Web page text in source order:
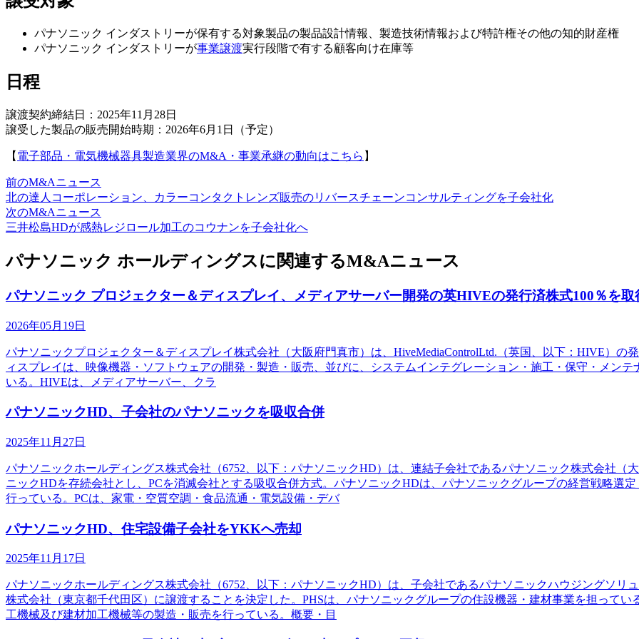
パナソニック インダストリーが保有する対象製品の製品設計情報、製造技術情報および特許権その他の知的財産権
パナソニック インダストリーが事業譲渡実行段階で有する顧客向け在庫等
日程
譲渡契約締結日：2025年11月28日
譲受した製品の販売開始時期：2026年6月1日（予定）
【 電子部品・電気機械器具製造業界のM&A・事業承継の動向はこちら 】
前のM&Aニュース
北の達人コーポレーション、カラーコンタクトレンズ販売のリバースチェーンコンサルティングを子会社化
次のM&Aニュース
三井松島HDが感熱レジロール加工のコウナンを子会社化へ
パナソニック ホールディングスに関連するM&Aニュース
パナソニック プロジェクター＆ディスプレイ、メディアサーバー開発の英HIVEの発行済株式100％を取
2026年05月19日
パナソニックプロジェクター＆ディスプレイ株式会社（大阪府門真市）は、HiveMediaControlLtd.（英国、以下：HIVE）の
ィスプレイは、映像機器・ソフトウェアの開発・製造・販売、並びに、システムインテグレーション・施工・保守・メン
いる。HIVEは、メディアサーバー、クラ
パナソニックHD、子会社のパナソニックを吸収合併
2025年11月27日
パナソニックホールディングス株式会社（6752、以下：パナソニックHD）は、連結子会社であるパナソニック株式会社（
ニックHDを存続会社とし、PCを消滅会社とする吸収合併方式。パナソニックHDは、パナソニックグループの経営戦略選
行っている。PCは、家電・空質空調・食品流通・電気設備・デバ
パナソニックHD、住宅設備子会社をYKKへ売却
2025年11月17日
パナソニックホールディングス株式会社（6752、以下：パナソニックHD）は、子会社であるパナソニックハウジングソリ
株式会社（東京都千代田区）に譲渡することを決定した。PHSは、パナソニックグループの住設機器・建材事業を担って
工機械及び建材加工機械等の製造・販売を行っている。概要・目